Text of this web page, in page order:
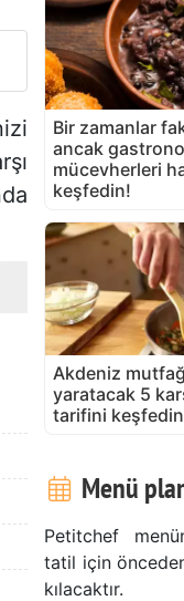
Bir zamanlar
ancak
mücevherleri
keşfedin!
Akdeniz
yaratacak 5
tarifini
Menü
Petitchef
tatil için
kılacaktır.